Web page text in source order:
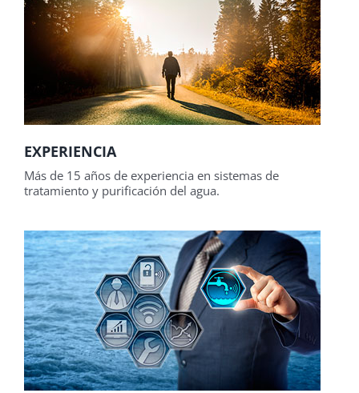
EXPERIENCIA
Más de 15 años de experiencia en sistemas de
tratamiento y purificación del agua.